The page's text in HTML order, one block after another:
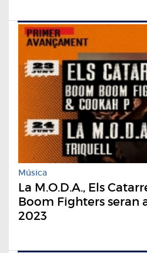
Música
La M.O.D.A., Els
Boom Fighters seran
2023